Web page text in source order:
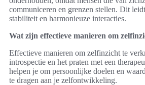
communiceren en grenzen stellen. Dit
stabiliteit en harmonieuze interacties.
Wat zijn effectieve manieren om
Effectieve manieren om zelfinzicht te
introspectie en het praten met een
helpen je om persoonlijke doelen en
te dragen aan je zelfontwikkeling.